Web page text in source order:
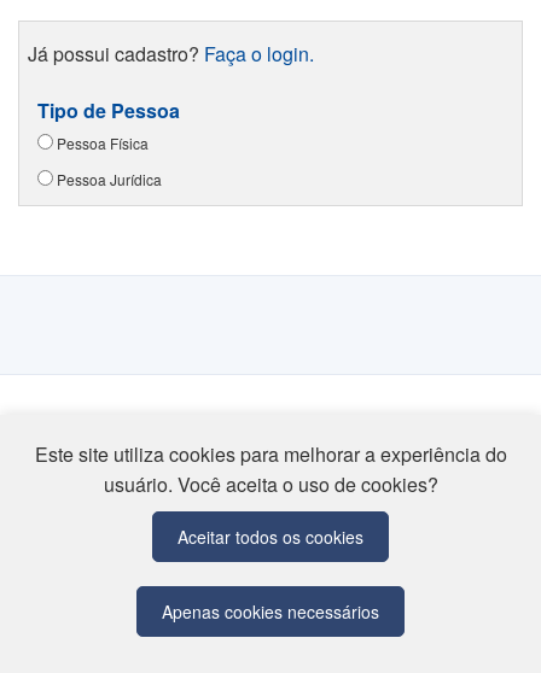
Já possui cadastro? Faça o login.
Tipo de Pessoa
Pessoa Física
Pessoa Jurídica
Associação Educativa Evangélica
Av. Universitária Km 3,5 - Cidade Universitária
CEP 75083-515 - Anápolis/GO
Este site utiliza cookies para melhorar a experiência do
usuário. Você aceita o uso de cookies?
Aceitar todos os cookies
Apenas cookies necessários